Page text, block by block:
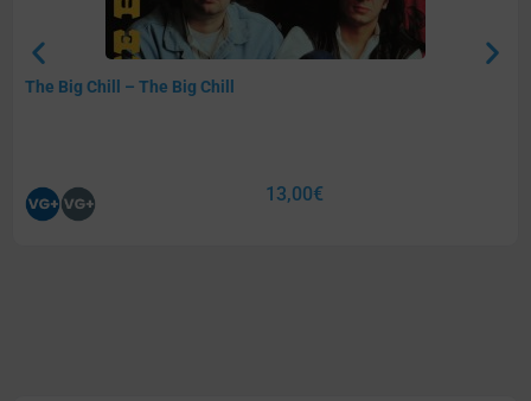
The Big Chill – The Big Chill
13,00€